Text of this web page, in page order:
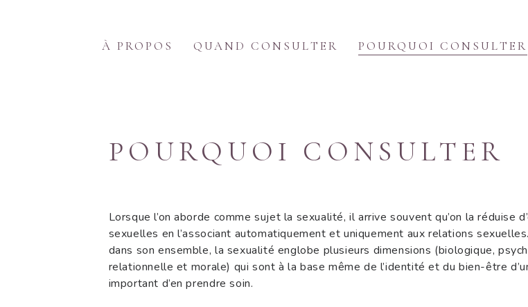
À PROPOS QUAND CONSULTER POURQUOI CONSULTER
QUAND CONSULTER
TARIFS
POURQUOI CONSULTER
Lorsque l’on aborde comme sujet la sexualité, il arrive souvent qu’on la réduise
sexuelles en l’associant automatiquement et uniquement aux relations
dans son ensemble, la sexualité englobe plusieurs dimensions (biologique,
relationnelle et morale) qui sont à la base même de l’identité et du bien-être
important d’en prendre soin.